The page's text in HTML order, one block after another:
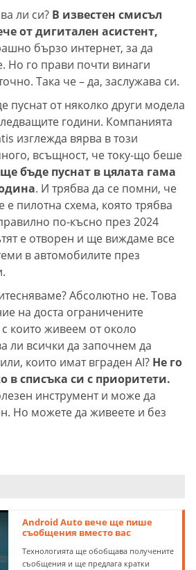
ли си? В известен смисъл
от дигитален асистент,
бързо интернет, за да
Но го прави почти винаги
Така че – да, заслужава си.
пуснат от няколко други модела
години. Компанията
изглежда вярва в този
всъщност, че току-що беше
ще бъде пуснат в цялата гама
. И трябва да се помни, че
е пилотна схема, която трябва
по-късно през 2024
е отворен и ще виждаме все
в автомобилите през
Абсолютно не. Това
на доста ограничените
с които живеем от около
ли всички да започнем да
които имат вграден AI? Не го
в списъка си с приоритети.
инструмент и може да
Но можете да живеете и без
Android Auto вече ще пише
съобщения вместо вас
Технологията ще обобщава получените
съобщения и ще предлага кратки